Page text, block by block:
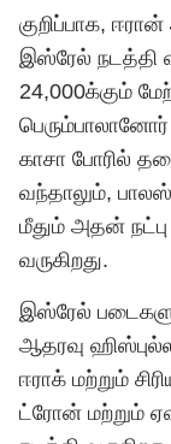
குறிப்பாக,
இஸ்ரேல் நடத்தி
24,000க்கும்
காசா போரில்
வந்தாலும்,
மீதும் அதன்
வருகிறது.
இஸ்ரேல்
ஆதரவு
ஈராக் மற்றும்
ட்ரோன் மற்றும்